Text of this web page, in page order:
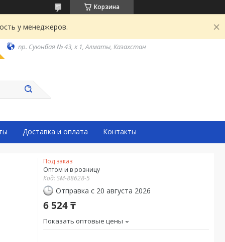
Корзина
у менеджеров.
пр. Суюнбая № 43, к 1, Алматы, Казахстан
Доставка и оплата Контакты
Под заказ
Оптом и в розницу
Код:SM-88628-5
Отправка с 20 августа 2026
6 524 ₸
Показать оптовые цены